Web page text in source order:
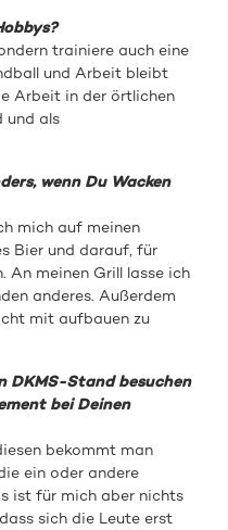
trainiere auch eine
und Arbeit bleibt
Arbeit in der örtlichen
und als
wenn Du Wacken
mich auf meinen
Bier und darauf, für
An meinen Grill lasse ich
anderes. Außerdem
mit aufbauen zu
DKMS-Stand besuchen
bei Deinen
bekommt man
ein oder andere
ist für mich aber nichts
sich die Leute erst